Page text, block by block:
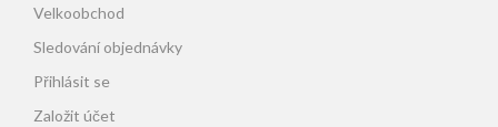
Velkoobchod
Sledování objednávky
Přihlásit se
Založit účet